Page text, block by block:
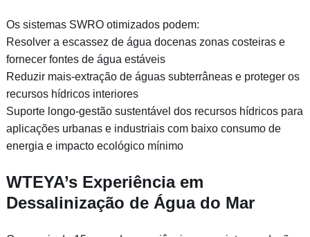
Os sistemas SWRO otimizados podem:
Resolver a escassez de água docenas zonas costeiras e
fornecer fontes de água estáveis
Reduzir mais-extração de águas subterrâneas e proteger os
recursos hídricos interiores
Suporte longo-gestão sustentável dos recursos hídricos para
aplicações urbanas e industriais com baixo consumo de
energia e impacto ecológico mínimo
WTEYA’s Experiência em
Dessalinização de Água do Mar